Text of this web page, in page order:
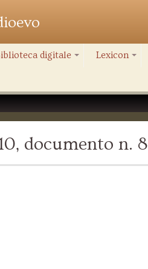
digitale Lexicon
documento n. 8